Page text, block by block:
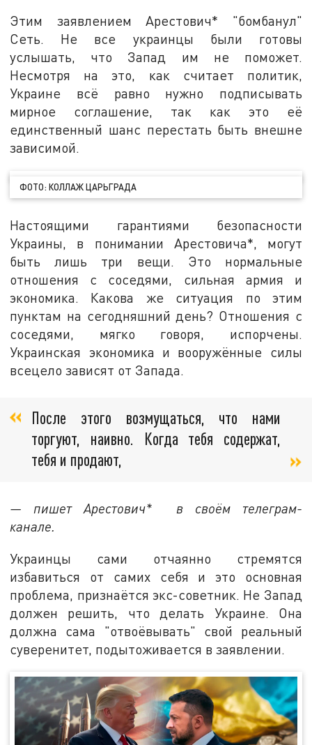
Этим заявлением Арестович* "бомбанул"
Сеть. Не все украинцы были готовы
услышать, что Запад им не поможет.
Несмотря на это, как считает политик,
Украине всё равно нужно подписывать
мирное соглашение, так как это её
единственный шанс перестать быть внешне
зависимой.
ФОТО: КОЛЛАЖ ЦАРЬГРАДА
Настоящими гарантиями безопасности
Украины, в понимании Арестовича*, могут
быть лишь три вещи. Это нормальные
отношения с соседями, сильная армия и
экономика. Какова же ситуация по этим
пунктам на сегодняшний день? Отношения с
соседями, мягко говоря, испорчены.
Украинская экономика и вооружённые силы
всецело зависят от Запада.
После этого возмущаться, что нами
торгуют, наивно. Когда тебя содержат,
тебя и продают,
— пишет Арестович* в своём телеграм-
канале.
Украинцы сами отчаянно стремятся
избавиться от самих себя и это основная
проблема, признаётся экс-советник. Не Запад
должен решить, что делать Украине. Она
должна сама "отвоёвывать" свой реальный
суверенитет, подытоживается в заявлении.